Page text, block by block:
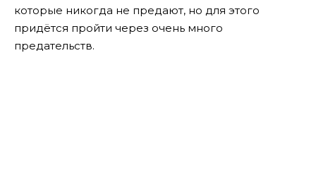
которые никогда не предают, но для этого
придётся пройти через очень много
предательств.